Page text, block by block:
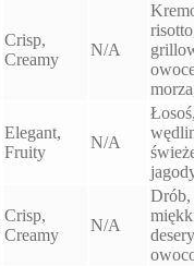
Crisp,
Creamy
N/A
Elegant,
Fruity
N/A
Crisp,
Creamy
N/A
Drób,
desery